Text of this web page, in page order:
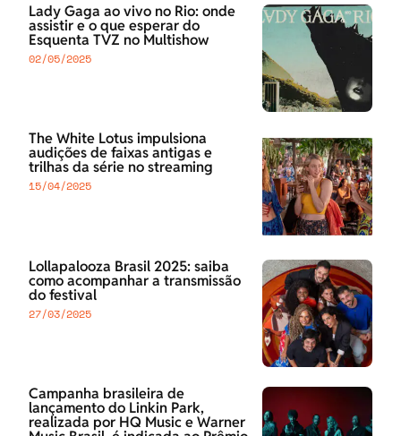
Lady Gaga ao vivo no Rio: onde
assistir e o que esperar do
Esquenta TVZ no Multishow
02/05/2025
The White Lotus impulsiona
audições de faixas antigas e
trilhas da série no streaming
15/04/2025
Lollapalooza Brasil 2025: saiba
como acompanhar a transmissão
do festival
27/03/2025
Campanha brasileira de
lançamento do Linkin Park,
realizada por HQ Music e Warner